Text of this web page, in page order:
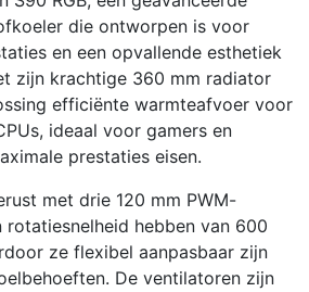
die ontworpen is voor
en een opvallende esthetiek
zijn krachtige 360 mm radiator
efficiënte warmteafvoer voor
ideaal voor gamers en
prestaties eisen.
met drie 120 mm PWM-
hebben van 600
ze flexibel aanpasbaar zijn
De ventilatoren zijn